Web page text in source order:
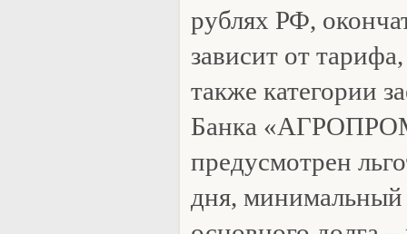
рублях РФ,
зависит от
также категории
Банка
предусмотрен
дня,